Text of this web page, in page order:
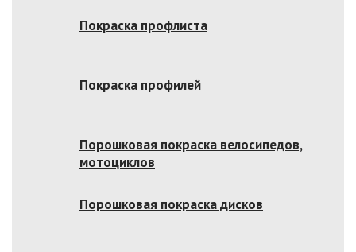
Покраска профлиста
Покраска профилей
Порошковая покраска велосипедов,
мотоциклов
Порошковая покраска дисков